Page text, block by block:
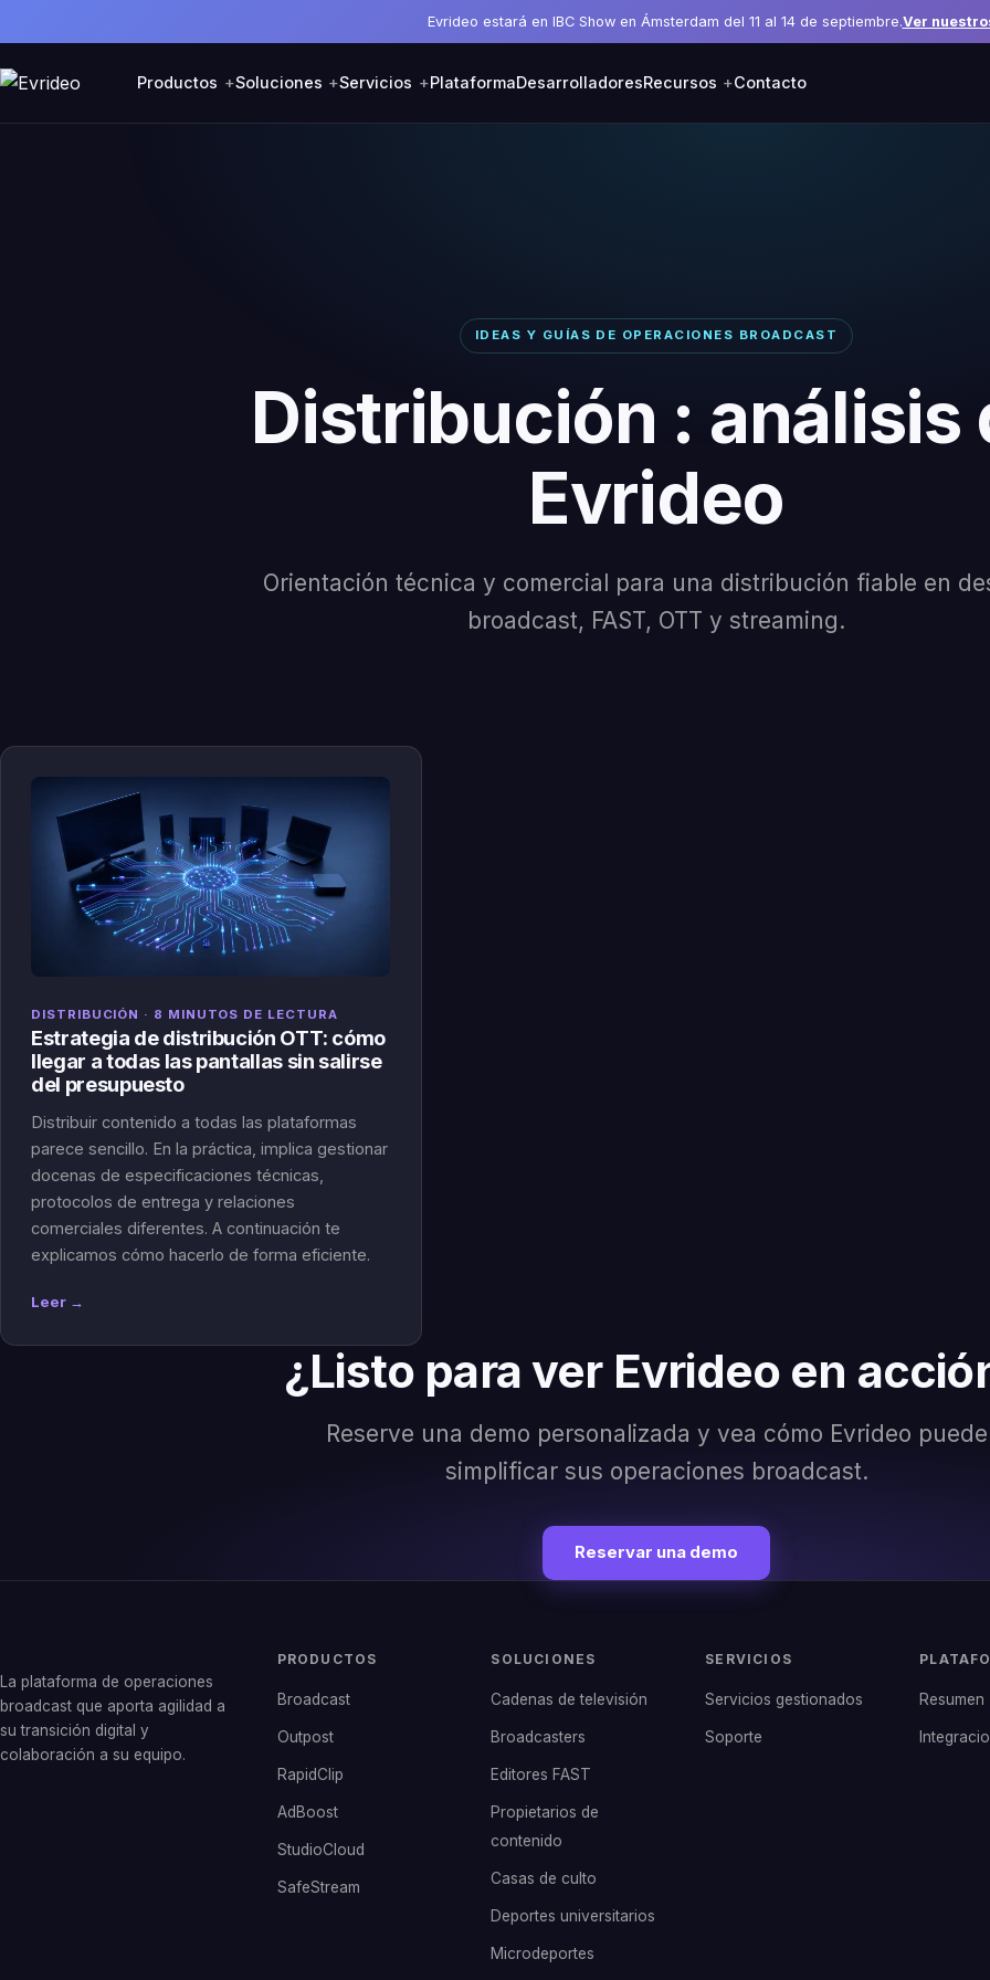
Evrideo estará en IBC Show en Ámsterdam del 11 al 14 de septiembre.Ver
Productos Soluciones Servicios PlataformaDesarrolladoresRecursos Contacto
IDEAS Y GUÍAS DE OPERACIONES BROADCAST
Distribución : análisis
Evrideo
Orientación técnica y comercial para una distribución fiable en
broadcast, FAST, OTT y streaming.
DISTRIBUCIÓN · 8 MINUTOS DE LECTURA
Estrategia de distribución OTT: cómo
llegar a todas las pantallas sin salirse
del presupuesto
Distribuir contenido a todas las plataformas
parece sencillo. En la práctica, implica gestionar
docenas de especificaciones técnicas,
protocolos de entrega y relaciones
comerciales diferentes. A continuación te
explicamos cómo hacerlo de forma eficiente.
Leer →
¿Listo para ver Evrideo en
Reserve una demo personalizada y vea cómo Evrideo puede
simplificar sus operaciones broadcast.
Reservar una demo
La plataforma de operaciones
broadcast que aporta agilidad a
su transición digital y
colaboración a su equipo.
PRODUCTOS
Broadcast
Outpost
RapidClip
AdBoost
StudioCloud
SafeStream
SOLUCIONES
Cadenas de televisión
Broadcasters
Editores FAST
Propietarios de
contenido
Casas de culto
Deportes universitarios
Microdeportes
SERVICIOS
Servicios gestionados
Soporte
Resumen